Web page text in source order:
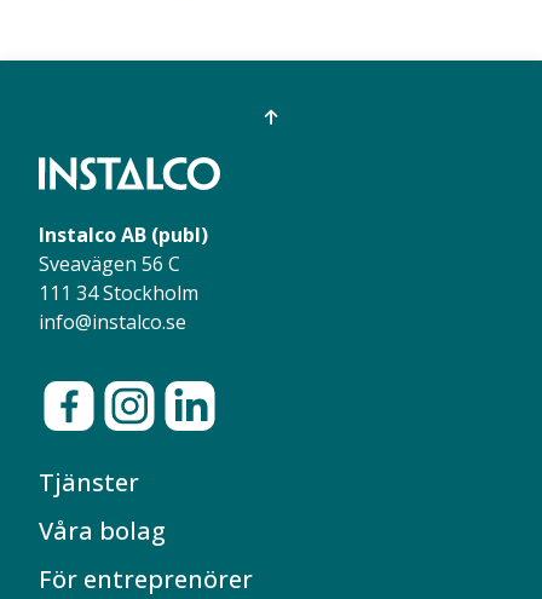
Instalco AB (publ)
Sveavägen 56 C
111 34 Stockholm
info@instalco.se
Tjänster
Våra bolag
För entreprenörer